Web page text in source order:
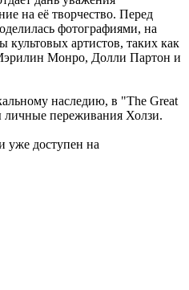
на её творчество. Перед
фотографиями, на
культовых артистов, таких как
Монро, Долли Партон и
наследию, в "The Great
личные переживания Холзи.
уже доступен на